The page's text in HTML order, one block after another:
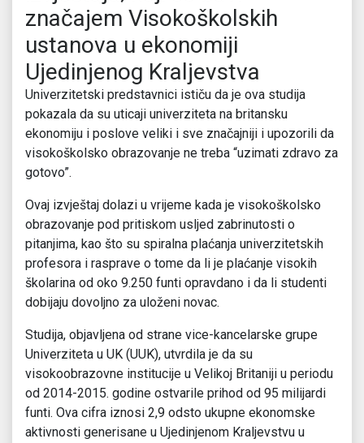
značajem Visokoškolskih
ustanova u ekonomiji
Ujedinjenog Kraljevstva
Univerzitetski predstavnici ističu da je ova studija
pokazala da su uticaji univerziteta na britansku
ekonomiju i poslove veliki i sve značajniji i upozorili da
visokoškolsko obrazovanje ne treba “uzimati zdravo za
gotovo”.
Ovaj izvještaj dolazi u vrijeme kada je visokoškolsko
obrazovanje pod pritiskom usljed zabrinutosti o
pitanjima, kao što su spiralna plaćanja univerzitetskih
profesora i rasprave o tome da li je plaćanje visokih
školarina od oko 9.250 funti opravdano i da li studenti
dobijaju dovoljno za uloženi novac.
Studija, objavljena od strane vice-kancelarske grupe
Univerziteta u UK (UUK), utvrdila je da su
visokoobrazovne institucije u Velikoj Britaniji u periodu
od 2014-2015. godine ostvarile prihod od 95 milijardi
funti. Ova cifra iznosi 2,9 odsto ukupne ekonomske
aktivnosti generisane u Ujedinjenom Kraljevstvu u